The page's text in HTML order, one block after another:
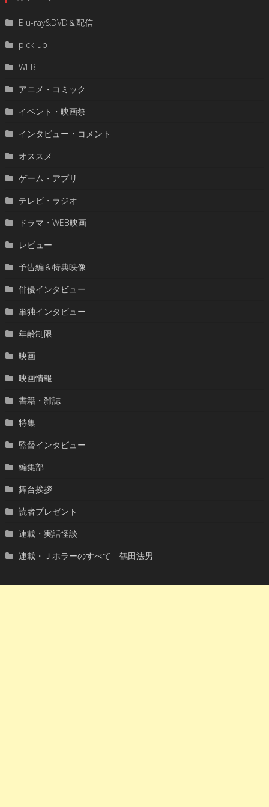
Blu-ray&DVD＆配信
pick-up
WEB
アニメ・コミック
イベント・映画祭
インタビュー・コメント
オススメ
ゲーム・アプリ
テレビ・ラジオ
ドラマ・WEB映画
レビュー
予告編＆特典映像
俳優インタビュー
単独インタビュー
年齢制限
映画
映画情報
書籍・雑誌
特集
監督インタビュー
編集部
舞台挨拶
読者プレゼント
連載・実話怪談
連載・Ｊホラーのすべて 鶴田法男